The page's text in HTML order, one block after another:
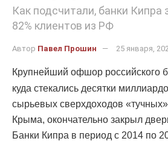
Как подсчитали, банки Кипра
82% клиентов из РФ
Автор Павел Прошин 25 января,
Крупнейший офшор российского
куда стекались десятки
сырьевых сверхдоходов
Крыма, окончательно закрыл
Банки Кипра в период с 2014 по